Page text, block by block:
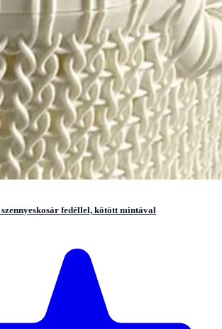
fedéllel, kötött mintával